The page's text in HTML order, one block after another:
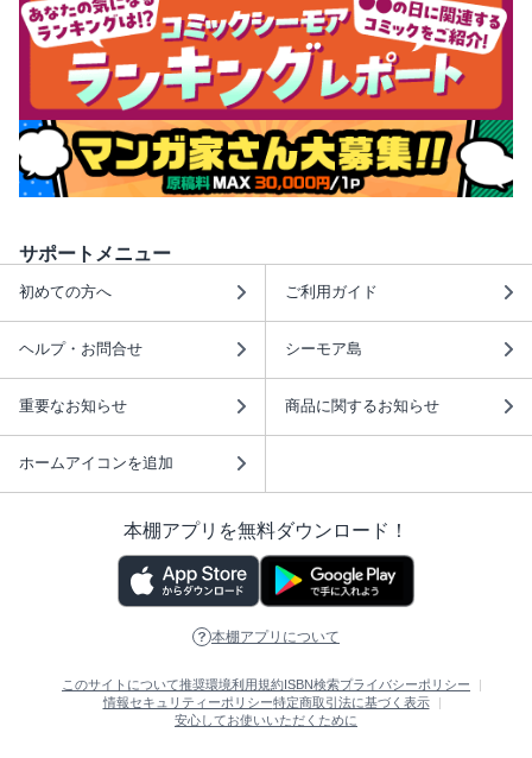
サポートメニュー
初めての方へ ご利用ガイド
ヘルプ・お問合せ シーモア島
重要なお知らせ 商品に関するお知らせ
ホームアイコンを追加
本棚アプリを無料ダウンロード！
本棚アプリについて
このサイトについて推奨環境利用規約ISBN検索プライバシーポリシー
情報セキュリティーポリシー特定商取引法に基づく表示
安心してお使いいただくために